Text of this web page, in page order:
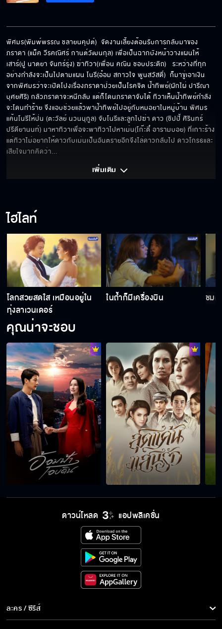
พ่อแง่แม่งอน
ต้นเหตุจากความหึงหวง
คนมีเงินจะทำอะไรก็ได้
นายทึ่มคนเดิมตายไปจากโลกนี้แล้ว
เงินคือพระเจ้า
อาคือต้นเหตุของเรื่องนี้
ที่จริงเราไม่ได้รักกัน
อย่ามาเสแสร้ง คิดจะชักดาบใช่ไหม
ผมกลับมาแล้วครับ
มีหมาเป็นพ่อยังดีกว่า
พิศมร(พิมพ์พรรณ ชลายนคุปต์)  จัดงานเลี้ยงต้อนรับการกลับมาของ
ภราดา (แม็ค วีรคณิศร์ กานต์วัฒนกุล) เพื่อเป็นฉากบังหน้าวางแผนให้
เสาร์(ปู นาตยา จันทร์รุ่ง) ฆ่าทิวา(เพื่อน คณิน ชอบประดิถ)   ระหว่างที่ทุก
อย่างกำลังจะเป็นไปตามแผน โนรี(อ๋อม สกาวใจ พูนสวัสดิ์)  ก็มาขู่เอาเงิน
จากพิศมรว่าจะเปิดโปงเรื่องภราดาป่วยเป็นโรคจิต น้ำทิพย์(ผักไผ่ ปารีณา
บุศยศิริ) กลัวภราดาจะหนีกลับ แต่ก็โดนภราดาจับได้ ทิวาเห็นน้ำทิพย์กำลัง
จะโดนทำร้าย จึงแอบช่วยแล้วพาน้ำทิพย์ไปอยู่กับหมอยาในหมู่บ้าน พิศมร
แค้นโนรีให้ป่น (ตะวัลย์ นวนนุกูล) จับโนรีและลูกไปฆ่า ดาว (ชิปปี้ ศิรินทร์
ปรีดียานนท์) มาหาทิวาเพื่อจะพาทิวาไปหาเม่น(โก๊ะตี๋ อารามบอย) ที่เกาะร้าง
แต่ทิวาไม่อยากให้ดาวกับเม่นเป็นอันตรายอีกจึงไล่ดาวกลับไป ดาวโกรธและ
เสียใจมากคิดว่า...
เพิ่มเติม
ไฮไลท์
โลกสวยสดใส เหมือนอยู่ใน
ทุ่งลาเวนเดอร์
ในถ้ำก็มีเครื่องบิน ชม
คุณน่าจะชอบ
ดาวน์โหลด แอปพลิเคชั่น
ละคร / ซีรีส์
ละคร/ซีรีส์